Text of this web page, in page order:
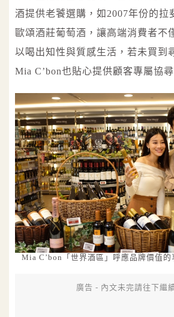
酒提供老饕選購，如2007年份的拉
歐頌酒莊葡萄酒，讓高端消費者不
以喝出知性與質感生活，若未買到
Mia C’bon也貼心提供顧客專屬協
Mia C’bon「世界酒區」呼應品牌價值的
廣告 - 內文未完請往下繼